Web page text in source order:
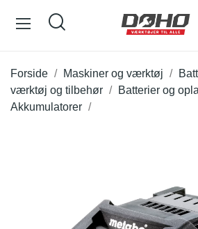
Forside Maskiner og værktøj
værktøj og tilbehør
Batterier og
Akkumulatorer